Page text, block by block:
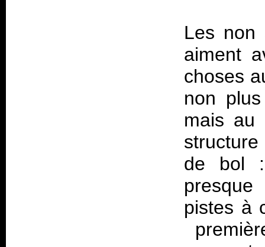
Les non
aiment
choses
non
mais au
de
pistes à